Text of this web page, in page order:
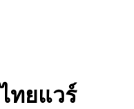
ทยแวร์